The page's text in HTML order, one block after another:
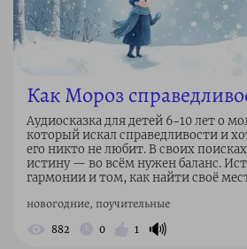
Как Мороз
Аудиосказка для детей 6–10 лет о
который искал справедливости и
его никто не любит. В своих
истину — во всём нужен баланс.
гармонии и том, как найти своё
новогодние, поучительные
882 0 1 🔊